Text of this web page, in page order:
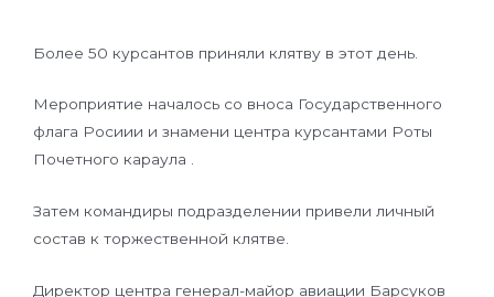
Более 50 курсантов приняли клятву в этот день.
Мероприятие началось со вноса Государственного
флага Росиии и знамени центра курсантами Роты
Почетного караула .
Затем командиры подразделении привели личный
состав к торжественной клятве.
Директор центра генерал-майор авиации Барсуков